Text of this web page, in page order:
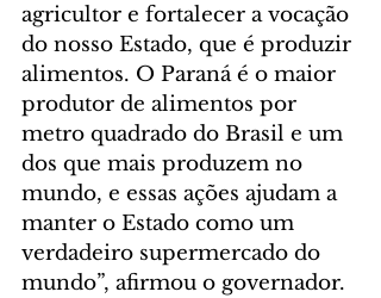
agricultor e fortalecer a vocação
do nosso Estado, que é produzir
alimentos. O Paraná é o maior
produtor de alimentos por
metro quadrado do Brasil e um
dos que mais produzem no
mundo, e essas ações ajudam a
manter o Estado como um
verdadeiro supermercado do
mundo”, afirmou o governador.